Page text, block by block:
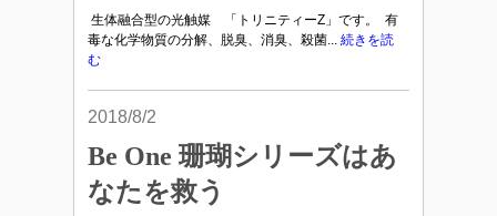
生体融合型の光触媒 「トリニティーZ」です。 有
毒な化学物質の分解、脱臭、消臭、殺菌... 続きを読
む
2018/8/2
Be One 珊瑚シリーズはあ
なたを救う